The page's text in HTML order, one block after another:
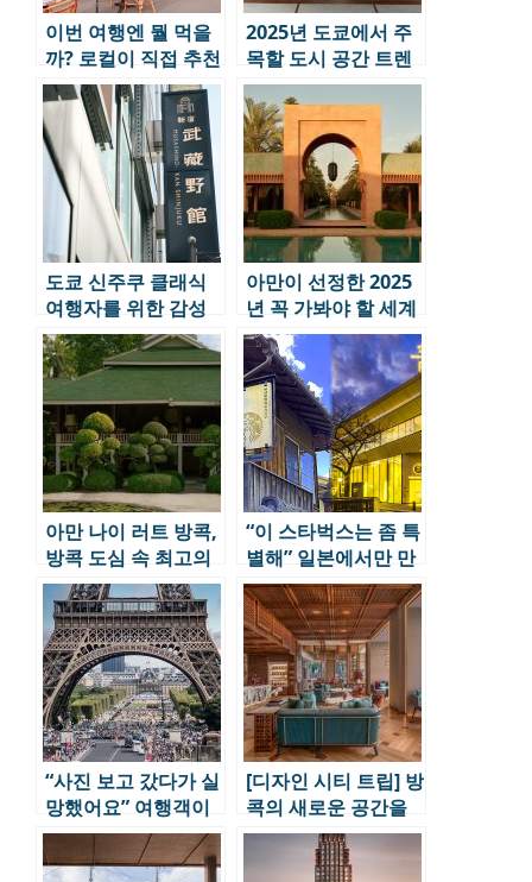
이번 여행엔 뭘 먹을
까? 로컬이 직접 추천
한 세계 도시별 맛집
12곳
2025년 도쿄에서 주
목할 도시 공간 트렌
드 신상 명소 6선
도쿄 신주쿠 클래식
여행자를 위한 감성
스폿 4곳 추천
아만이 선정한 2025
년 꼭 가봐야 할 세계
여행지 5
아만 나이 러트 방콕,
방콕 도심 속 최고의
럭셔리 호텔 개관
“이 스타벅스는 좀 특
별해” 일본에서만 만
날 수 있는 독특한 스
타벅스 명소 5
“사진 보고 갔다가 실
망했어요” 여행객이
꼽은 과대평가 해외
명소 TOP 3
[디자인 시티 트립] 방
콕의 새로운 공간을
만나다